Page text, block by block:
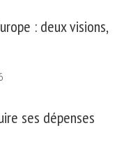
: deux visions,
ses dépenses